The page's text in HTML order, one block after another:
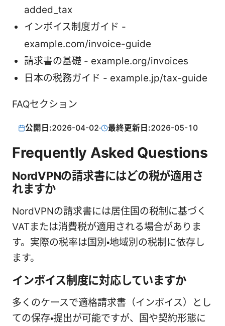
added_tax
インボイス制度ガイド -
example.com/invoice-guide
請求書の基礎 - example.org/invoices
日本の税務ガイド - example.jp/tax-guide
FAQセクション
公開日:2026-04-02· 最終更新日:2026-05-10
Frequently Asked Questions
NordVPNの請求書にはどの税が適用さ
れますか
NordVPNの請求書には居住国の税制に基づく
VATまたは消費税が適用される場合がありま
す。実際の税率は国別・地域別の税制に依存し
ます。
インボイス制度に対応していますか
多くのケースで適格請求書（インボイス）とし
ての保存・提出が可能ですが、国や契約形態に